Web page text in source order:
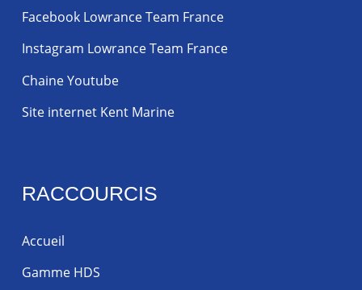
Facebook Lowrance Team France
Instagram Lowrance Team France
Chaine Youtube
Site internet Kent Marine
RACCOURCIS
Accueil
Gamme HDS